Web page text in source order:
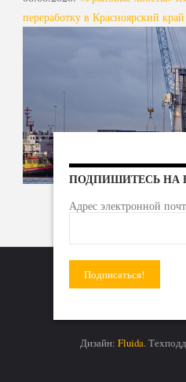
переработку в Красноярский край
Дизайн: Fluida.
ПОДПИШИТЕСЬ НА
Адрес электронной